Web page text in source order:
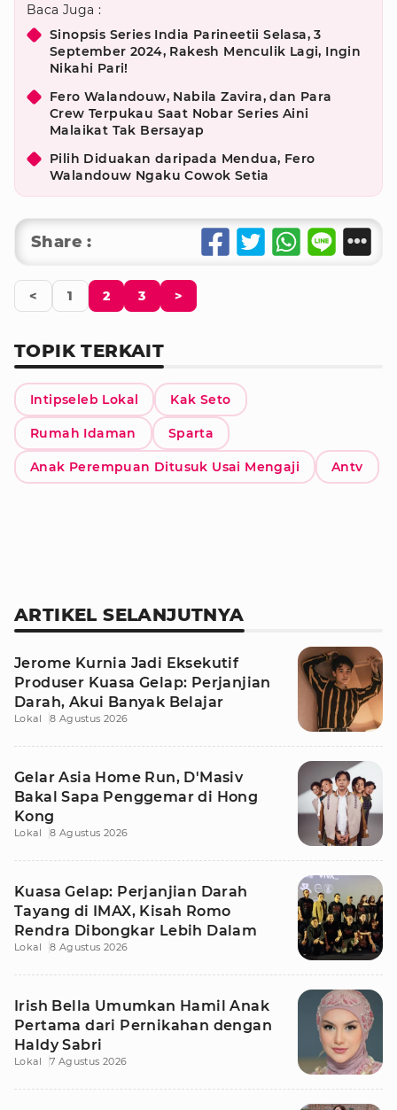
Baca Juga :
Sinopsis Series India Parineetii Selasa, 3
September 2024, Rakesh Menculik Lagi, Ingin
Nikahi Pari!
Fero Walandouw, Nabila Zavira, dan Para
Crew Terpukau Saat Nobar Series Aini
Malaikat Tak Bersayap
Pilih Diduakan daripada Mendua, Fero
Walandouw Ngaku Cowok Setia
Share :
< 1 2 3 >
TOPIK TERKAIT
Intipseleb Lokal Kak Seto
Rumah Idaman Sparta
Anak Perempuan Ditusuk Usai Mengaji Antv
ARTIKEL SELANJUTNYA
Jerome Kurnia Jadi Eksekutif
Produser Kuasa Gelap: Perjanjian
Darah, Akui Banyak Belajar
Lokal 8 Agustus 2026
Gelar Asia Home Run, D'Masiv
Bakal Sapa Penggemar di Hong
Kong
Lokal 8 Agustus 2026
Kuasa Gelap: Perjanjian Darah
Tayang di IMAX, Kisah Romo
Rendra Dibongkar Lebih Dalam
Lokal 8 Agustus 2026
Irish Bella Umumkan Hamil Anak
Pertama dari Pernikahan dengan
Haldy Sabri
Lokal 7 Agustus 2026